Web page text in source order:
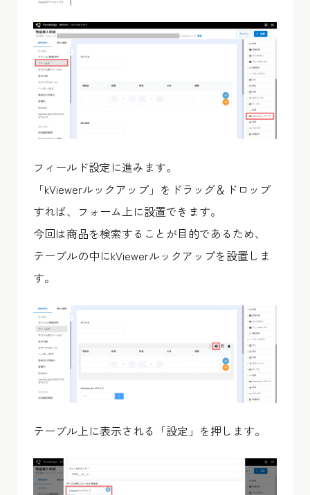
フィールド設定に進みます。
「kViewerルックアップ」をドラッグ＆ドロップ
すれば、フォーム上に設置できます。
今回は商品を検索することが目的であるため、
テーブルの中にkViewerルックアップを設置しま
す。
テーブル上に表示される「設定」を押します。